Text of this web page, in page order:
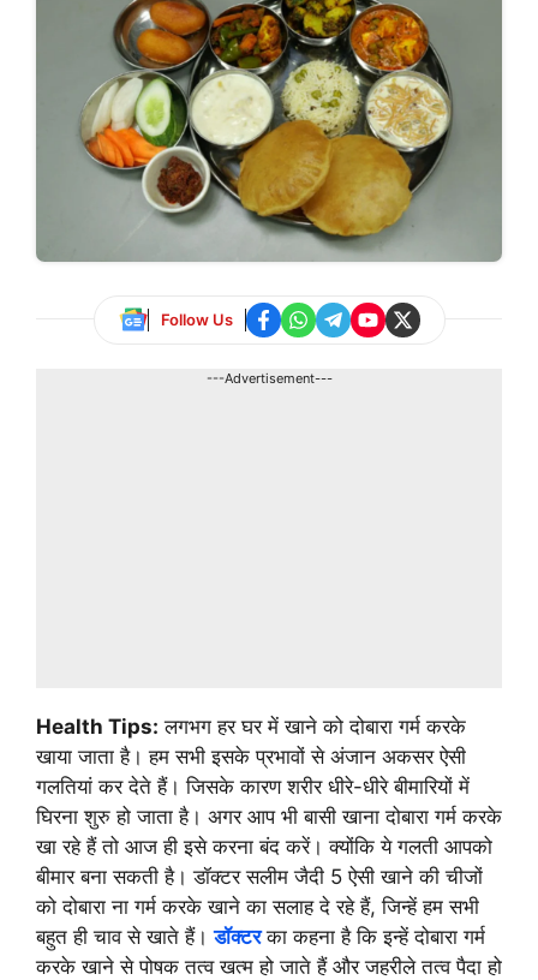
Follow Us
---Advertisement---
Health Tips: लगभग हर घर में खाने को दोबारा गर्म करके
खाया जाता है। हम सभी इसके प्रभावों से अंजान अकसर ऐसी
गलतियां कर देते हैं। जिसके कारण शरीर धीरे-धीरे बीमारियों में
घिरना शुरु हो जाता है। अगर आप भी बासी खाना दोबारा गर्म करके
खा रहे हैं तो आज ही इसे करना बंद करें। क्योंकि ये गलती आपको
बीमार बना सकती है। डॉक्टर सलीम जैदी 5 ऐसी खाने की चीजों
को दोबारा ना गर्म करके खाने का सलाह दे रहे हैं, जिन्हें हम सभी
बहुत ही चाव से खाते हैं।डॉक्टर का कहना है कि इन्हें दोबारा गर्म
करके खाने से पोषक तत्व खत्म हो जाते हैं और जहरीले तत्व पैदा हो